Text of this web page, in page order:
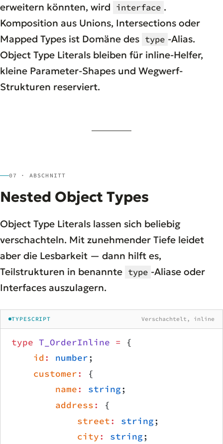
erweitern könnten, wird interface .
Komposition aus Unions, Intersections oder
Mapped Types ist Domäne des type -Alias.
Object Type Literals bleiben für inline-Helfer,
kleine Parameter-Shapes und Wegwerf-
Strukturen reserviert.
07 · ABSCHNITT
Nested Object Types
Object Type Literals lassen sich beliebig
verschachteln. Mit zunehmender Tiefe leidet
aber die Lesbarkeit — dann hilft es,
Teilstrukturen in benannte type -Aliase oder
Interfaces auszulagern.
TYPESCRIPT Verschachtelt, inline
type T_OrderInline = {
    id
: number;
    customer
:
{
        name
: string;
        address
:
{
            street
: string;
            city
: string;